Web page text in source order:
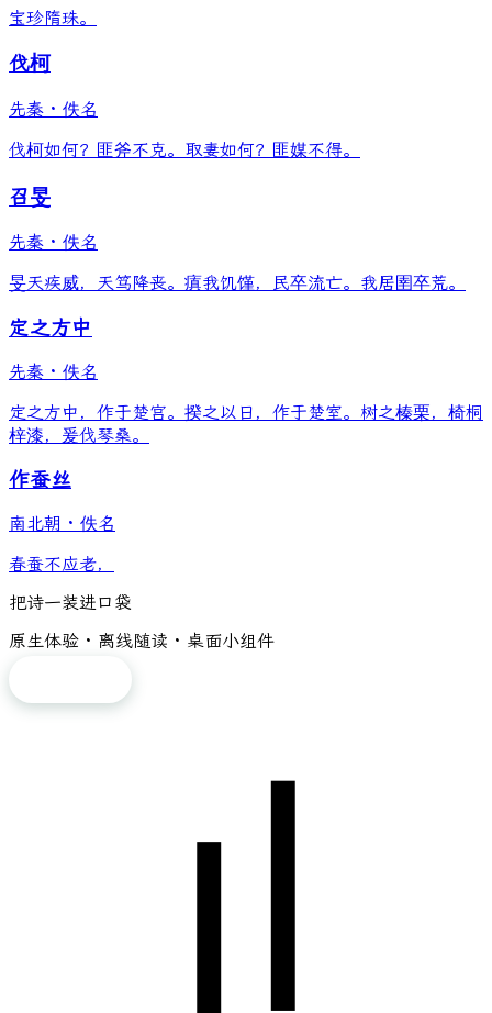
宝珍隋珠。
伐柯
先秦 · 佚名
伐柯如何？匪斧不克。取妻如何？匪媒不得。
召旻
先秦 · 佚名
旻天疾威，天笃降丧。瘨我饥馑，民卒流亡。我居圉卒荒。
定之方中
先秦 · 佚名
定之方中，作于楚宫。揆之以日，作于楚室。树之榛栗，椅桐
梓漆，爰伐琴桑。
作蚕丝
南北朝 · 佚名
春蚕不应老，
把诗一装进口袋
原生体验 · 离线随读 · 桌面小组件